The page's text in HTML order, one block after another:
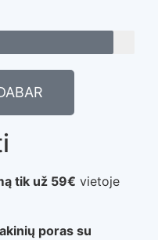
tik už 59€ vietoje
poras su